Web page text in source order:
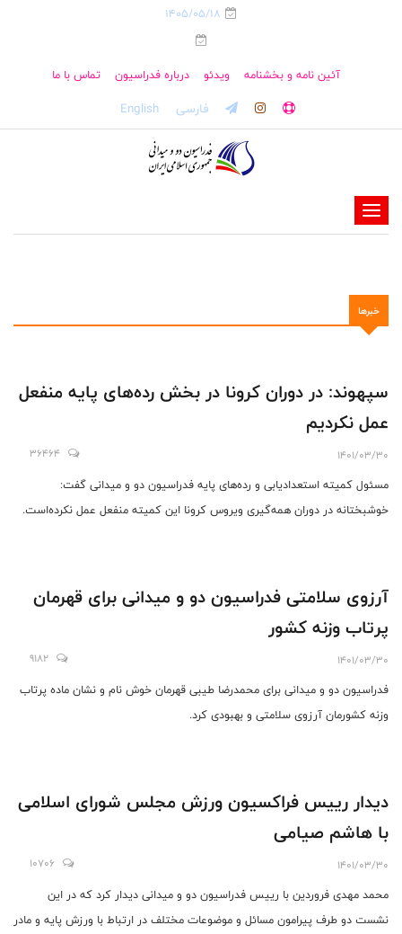
1405/05/18
آئین نامه و بخشنامه ویدئو درباره فدراسیون تماس با ما
فارسی English
-
-
-
-
-
خبرها
سپهوند: در دوران کرونا در بخش رده‌های پایه منفعل
عمل نکردیم
1401/03/30
36464
مسئول کمیته استعدادیابی و رده‌های پایه فدراسیون دو و میدانی گفت:
خوشبختانه در دوران همه‌گیری ویروس کرونا این کمیته منفعل عمل نکرده‌است.
آرزوی سلامتی فدراسیون دو و میدانی برای قهرمان
پرتاب وزنه کشور
1401/03/30
9182
فدراسیون دو و میدانی برای محمدرضا طیبی قهرمان خوش نام و نشان ماده پرتاب
وزنه کشورمان آرزوی سلامتی و بهبودی کرد.
دیدار رییس فراکسیون ورزش مجلس شورای اسلامی
با هاشم صیامی
1401/03/30
10706
محمد مهدی فروردین با رییس فدراسیون دو و میدانی دیدار کرد که در این
نشست دو طرف پیرامون مسائل و موضوعات مختلف در ارتباط با ورزش پایه و مادر